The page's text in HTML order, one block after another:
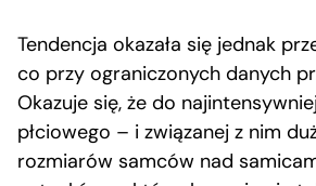
Tendencja okazała się jednak
co przy ograniczonych danych
Okazuje się, że do
płciowego – i związanej z nim
rozmiarów samców nad